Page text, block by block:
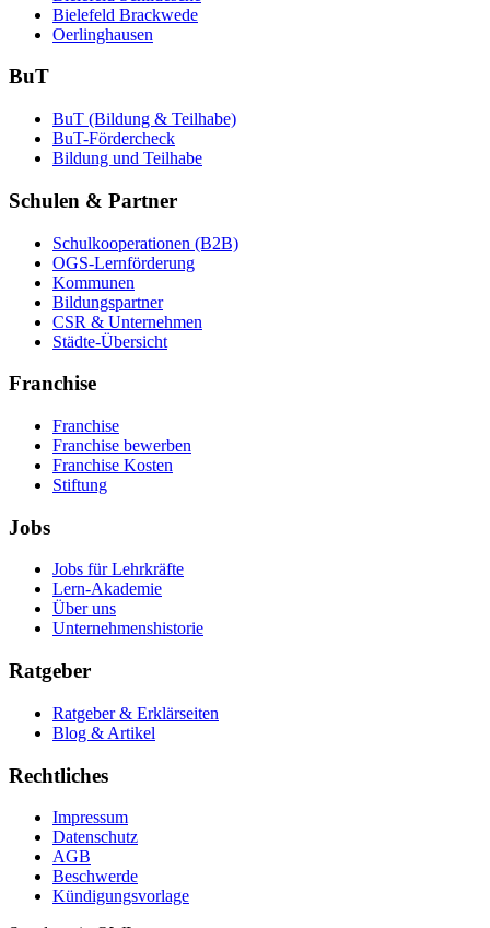
Bielefeld Brackwede
Oerlinghausen
BuT
BuT (Bildung & Teilhabe)
BuT-Fördercheck
Bildung und Teilhabe
Schulen & Partner
Schulkooperationen (B2B)
OGS-Lernförderung
Kommunen
Bildungspartner
CSR & Unternehmen
Städte-Übersicht
Franchise
Franchise
Franchise bewerben
Franchise Kosten
Stiftung
Jobs
Jobs für Lehrkräfte
Lern-Akademie
Über uns
Unternehmenshistorie
Ratgeber
Ratgeber & Erklärseiten
Blog & Artikel
Rechtliches
Impressum
Datenschutz
AGB
Beschwerde
Kündigungsvorlage